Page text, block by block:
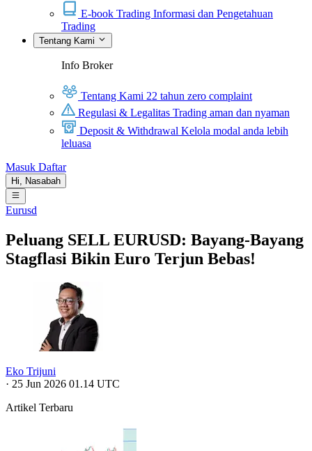
E-book Trading Informasi dan Pengetahuan
Trading
Tentang Kami
Info Broker
Tentang Kami 22 tahun zero complaint
Regulasi & Legalitas Trading aman dan nyaman
Deposit & Withdrawal Kelola modal anda lebih
leluasa
Masuk Daftar
Hi, Nasabah
Eurusd
Peluang SELL EURUSD: Bayang-Bayang
Stagflasi Bikin Euro Terjun Bebas!
Eko Trijuni
· 25 Jun 2026 01.14 UTC
Artikel Terbaru